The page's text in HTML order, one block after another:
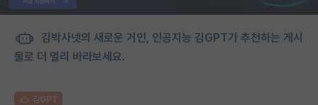
김박사넷의 새로운 거인, 인공지능 김GPT가 추천하는 게시
물로 더 멀리 바라보세요.
김GPT